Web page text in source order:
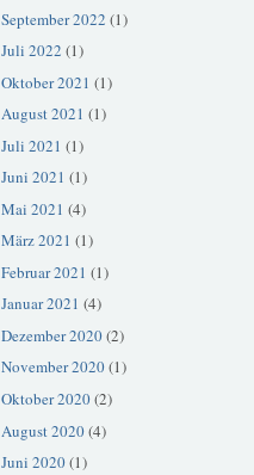
September 2022 (1)
Juli 2022 (1)
Oktober 2021 (1)
August 2021 (1)
Juli 2021 (1)
Juni 2021 (1)
Mai 2021 (4)
März 2021 (1)
Februar 2021 (1)
Januar 2021 (4)
Dezember 2020(2)
November 2020(1)
Oktober 2020(2)
August 2020(4)
Juni 2020(1)